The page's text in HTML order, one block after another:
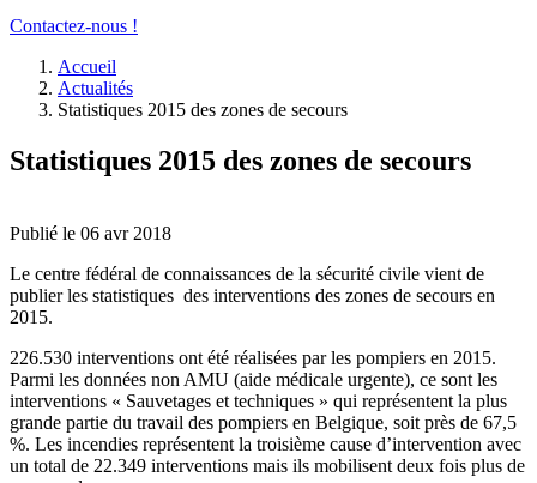
Contactez-nous !
Accueil
Actualités
Statistiques 2015 des zones de secours
Statistiques 2015 des zones de secours
Publié le 06 avr 2018
Le centre fédéral de connaissances de la sécurité civile vient de
publier les statistiques des interventions des zones de secours en
2015.
226.530 interventions ont été réalisées par les pompiers en 2015.
Parmi les données non AMU (aide médicale urgente), ce sont les
interventions « Sauvetages et techniques » qui représentent la plus
grande partie du travail des pompiers en Belgique, soit près de 67,5
%. Les incendies représentent la troisième cause d’intervention avec
un total de 22.349 interventions mais ils mobilisent deux fois plus de